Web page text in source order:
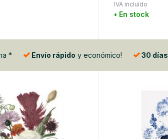
IVA incluido
• En stock
* Envío rápido y económico! 30 días